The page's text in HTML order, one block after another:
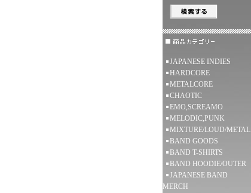
JAPANESE INDIES
HARDCORE
METALCORE
CHAOTIC
EMO,SCREAMO
MELODIC,PUNK
MIXTURE/LOUD/METAL
BAND GOODS
BAND T-SHIRTS
BAND HOODIE/OUTER
JAPANESE BAND
MERCH